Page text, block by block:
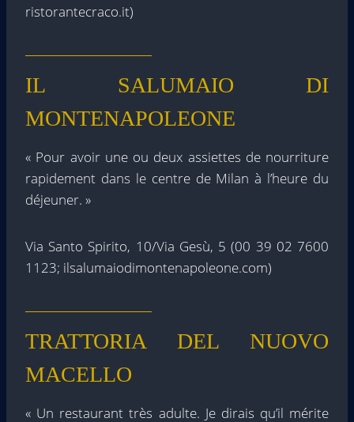
ristorantecraco.it)
IL SALUMAIO DI
MONTENAPOLEONE
« Pour avoir une ou deux assiettes de nourriture
rapidement dans le centre de Milan à l’heure du
déjeuner. »
Via Santo Spirito, 10/Via Gesù, 5 (00 39 02 7600
1123; ilsalumaiodimontenapoleone.com)
TRATTORIA DEL NUOVO
MACELLO
« Un restaurant très adulte. Je dirais qu’il mérite